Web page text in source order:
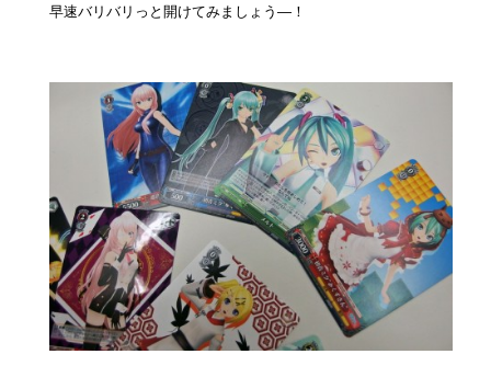
早速バリバリっと開けてみましょう―！